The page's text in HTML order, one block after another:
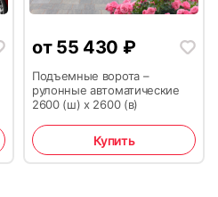
44
46
от 55 430 ₽
Подъемные ворота –
рулонные автоматические
2600 (ш) х 2600 (в)
Купить